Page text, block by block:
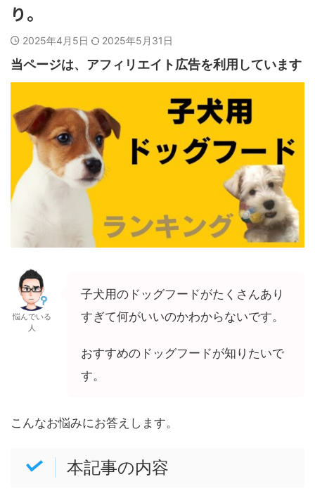
り。
2025年4月5日 2025年5月31日
当ページは、アフィリエイト広告を利用しています
悩んでいる
人
子犬用のドッグフードがたくさんあり
すぎて何がいいのかわからないです。
おすすめのドッグフードが知りたいで
す。
こんなお悩みにお答えします。
本記事の内容